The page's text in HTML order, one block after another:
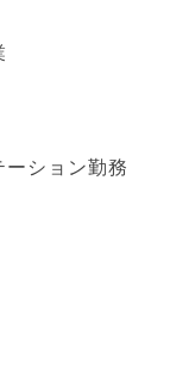
ーション勤務